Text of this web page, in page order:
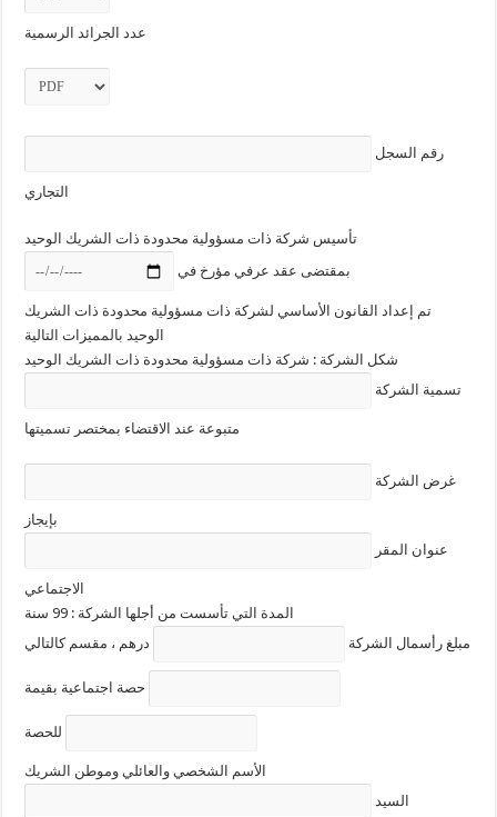
عدد الجرائد الرسمية
التجاري
تأسيس شركة ذات مسؤولية محدودة ذات الشريك الوحيد
بمقتضى عقد عرفي مؤرخ في
تم إعداد القانون الأساسي لشركة ذات مسؤولية محدودة ذات الشريك
الوحيد بالمميزات التالية
شكل الشركة : شركة ذات مسؤولية محدودة ذات الشريك الوحيد
متبوعة عند الاقتضاء بمختصر تسميتها
بإيجاز
الاجتماعي
المدة التي تأسست من أجلها الشركة : 99 سنة
مبلغ رأسمال الشركة
درهم ، مقسم كالتالي
حصة اجتماعية بقيمة
للحصة
الأسم الشخصي والعائلي وموطن الشريك
السيد